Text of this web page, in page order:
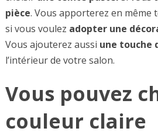
pièce. Vous apporterez en même
si vous voulez adopter une
Vous ajouterez aussi une touche
l’intérieur de votre salon.
Vous pouvez
couleur claire